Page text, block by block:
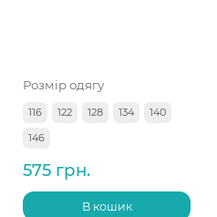
Розмір одягу
116 122 128 134
140
146
575 грн.
В кошик